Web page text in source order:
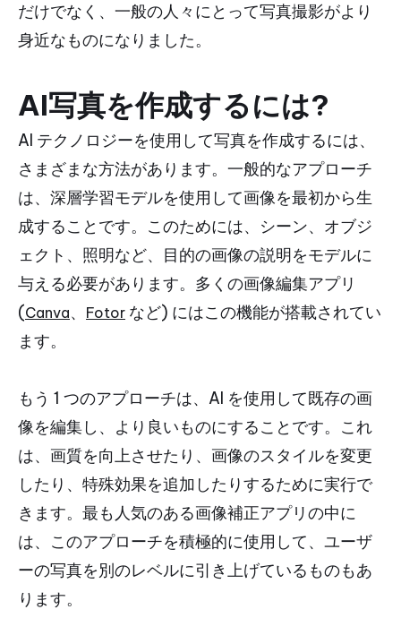
だけでなく、一般の人々にとって写真撮影がより
身近なものになりました。
AI写真を作成するには?
AI テクノロジーを使用して写真を作成するには、
さまざまな方法があります。一般的なアプローチ
は、深層学習モデルを使用して画像を最初から生
成することです。このためには、シーン、オブジ
ェクト、照明など、目的の画像の説明をモデルに
与える必要があります。多くの画像編集アプリ
(Canva、 Fotor など) にはこの機能が搭載されてい
ます。
もう 1 つのアプローチは、AI を使用して既存の画
像を編集し、より良いものにすることです。これ
は、画質を向上させたり、画像のスタイルを変更
したり、特殊効果を追加したりするために実行で
きます。最も人気のある画像補正アプリの中に
は、このアプローチを積極的に使用して、ユーザ
ーの写真を別のレベルに引き上げているものもあ
ります。